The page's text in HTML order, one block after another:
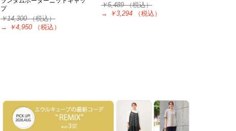
プ
￥14,300（税込）
→
￥4,950 （税込）
￥5,489（税込）
→
￥3,294 （税込）